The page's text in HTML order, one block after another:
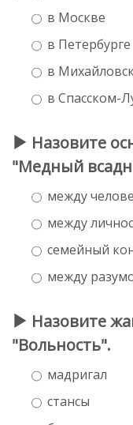
в Москве
в Петербурге
в
в Спасском-
Назовите
"Медный
между
между
семейный
между
Назовите
"Вольность".
мадригал
стансы